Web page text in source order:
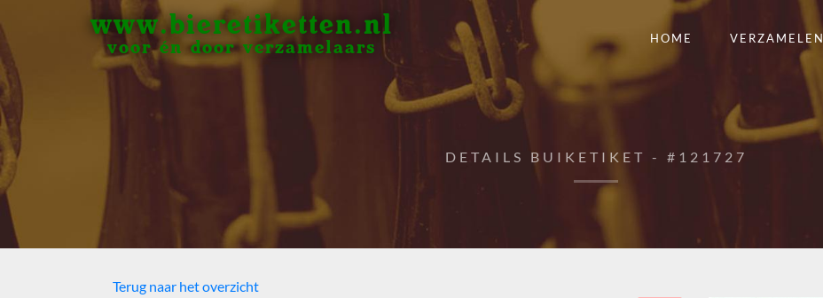
www.bieretiketten.nl
voor én door verzamelaars
HOME VERZAMELEN
DETAILS BUIKETIKET - #121727
Terug naar het overzicht